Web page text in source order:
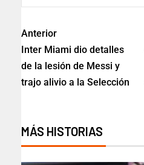
Anterior
Inter Miami dio detalles
de la lesión de Messi y
trajo alivio a la Selección
MÁS HISTORIAS